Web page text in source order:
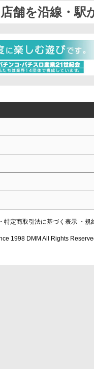
舗を沿線・駅
・特定商取引法に基づく表示 ・規
1998 DMM All Rights